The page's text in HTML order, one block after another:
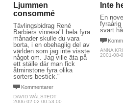
Ljummen
consommé
Tävlingsbidrag René
Barbiers vinresa"I hela fyra
månader skulle du vara
borta, i en obehaglig del av
världen som jag inte visste
något om. Jag ville äta på
ett ställe där man fick
åtminstone fyra olika
sorters bestick."
Kommentarer
DAVID WÅLSTEDT
2006-02-02 00:53:00
Inte
En
svart
ANNA
2001-08-